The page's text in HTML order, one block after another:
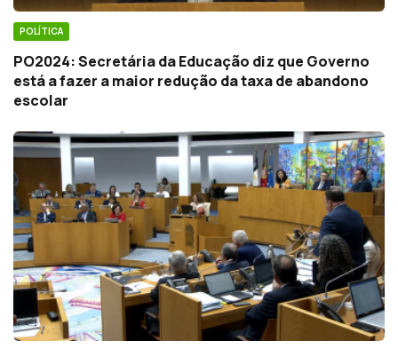
POLÍTICA
PO2024: Secretária da Educação diz que Governo
está a fazer a maior redução da taxa de abandono
escolar